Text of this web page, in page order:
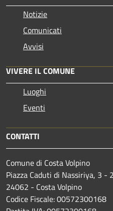
Notizie
Comunicati
Avvisi
VIVERE IL COMUNE
Luoghi
Eventi
CONTATTI
Comune di Costa Volpino
Piazza Caduti di Nassiriya, 3 -
24062 - Costa Volpino
Codice Fiscale: 00572300168